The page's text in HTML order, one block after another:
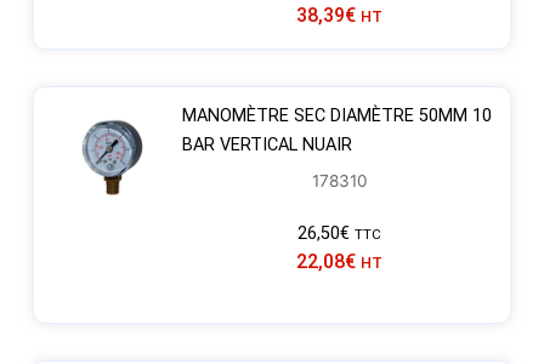
38,39€ HT
MANOMÈTRE SEC DIAMÈTRE 50MM 10
BAR VERTICAL NUAIR
178310
26,50€ TTC
22,08€ HT